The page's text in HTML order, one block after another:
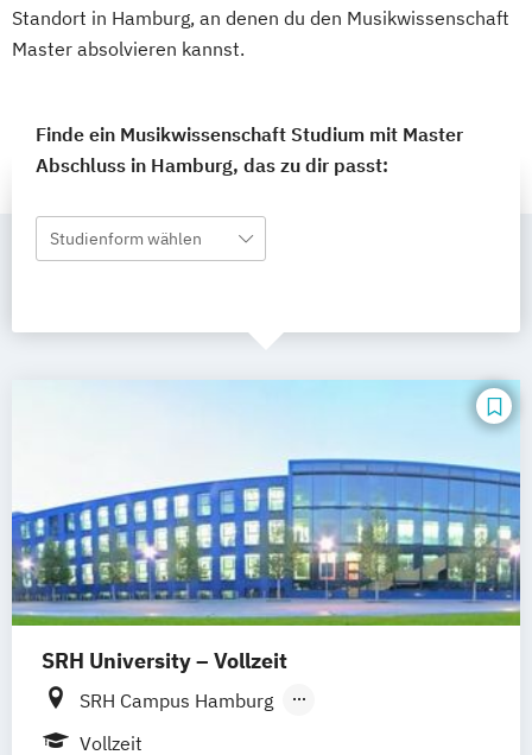
Standort in Hamburg, an denen du den Musikwissenschaft
Master absolvieren kannst.
Finde ein Musikwissenschaft Studium mit Master
Abschluss in Hamburg, das zu dir passt:
Studienform wählen
SRH University – Vollzeit
SRH Campus Hamburg
SRH Campus Heidelberg
Vollzeit